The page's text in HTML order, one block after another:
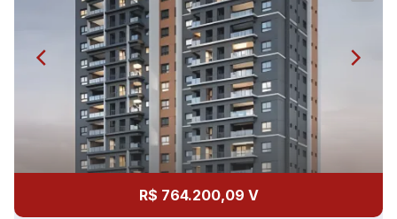
R$ 764.200,09 V